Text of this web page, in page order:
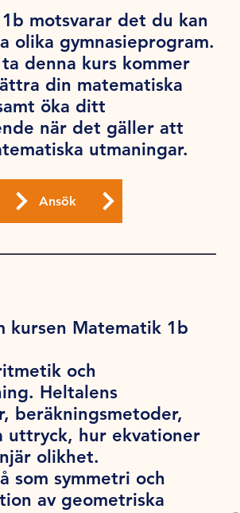
motsvarar det du kan
olika gymnasieprogram.
denna kurs kommer
din matematiska
öka ditt
när det gäller att
utmaningar.
Ansök
kursen Matematik 1b
och
Heltalens
beräkningsmetoder,
uttryck, hur ekvationer
olikhet.
som symmetri och
av geometriska